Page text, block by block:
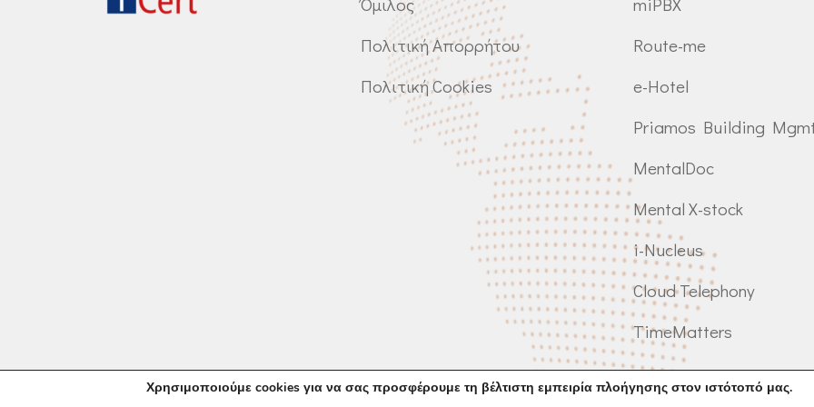
Πολιτική Απορρήτου
Πολιτική Cookies
Route-me
e-Hotel
Priamos Building
MentalDoc
Mental X-stock
i-Nucleus
Cloud Telephony
TimeMatters
Mental Informatics
Χρησιμοποιούμε cookies για να σας προσφέρουμε τη βέλτιστη εμπειρία πλοήγησης στον ιστότοπό μας.